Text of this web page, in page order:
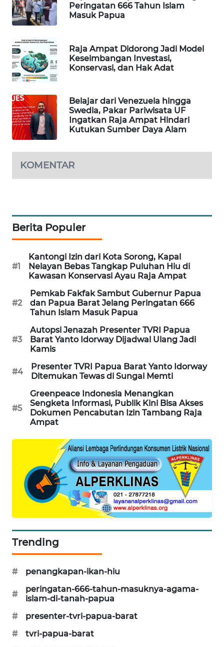
Peringatan 666 Tahun Islam
Masuk Papua
Raja Ampat Didorong Jadi Model
Keseimbangan Investasi,
Konservasi, dan Hak Adat
Belajar dari Venezuela hingga
Swedia, Pakar Pariwisata UF
Ingatkan Raja Ampat Hindari
Kutukan Sumber Daya Alam
KOMENTAR
Berita Populer
#1
Kantongi Izin dari Kota Sorong, Kapal
Nelayan Bebas Tangkap Puluhan Hiu di
Kawasan Konservasi Ayau Raja Ampat
#2
Pemkab Fakfak Sambut Gubernur Papua
dan Papua Barat Jelang Peringatan 666
Tahun Islam Masuk Papua
#3
Autopsi Jenazah Presenter TVRI Papua
Barat Yanto Idorway Dijadwal Ulang Jadi
Kamis
#4
Presenter TVRI Papua Barat Yanto Idorway
Ditemukan Tewas di Sungai Memti
#5
Greenpeace Indonesia Menangkan
Sengketa Informasi, Publik Kini Bisa Akses
Dokumen Pencabutan Izin Tambang Raja
Ampat
Trending
# penangkapan-ikan-hiu
#
peringatan-666-tahun-masuknya-agama-
islam-di-tanah-papua
#
presenter-tvri-papua-barat
#
tvri-papua-barat
PORTAL
KONSUMEN
FORWAMKI
ALPERKLINAS
FORJASIDA
TAMBANG
NEWS
NEWS
SIANTAR
NEWS
METRO
MEDAN
NEWS
METRO
JAKARTA
NEWS
KRT
NEWS
JURNAL
HUMBANG
NEWS
GARONGGANG
NEWS
ID